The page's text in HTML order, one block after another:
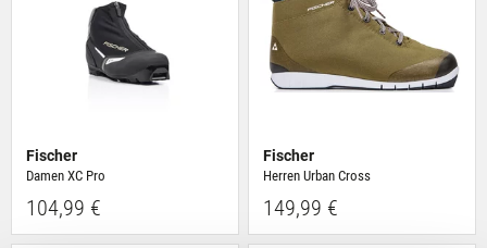
Fischer
Damen XC Pro
104,99 €
Fischer
Herren Urban Cross
149,99 €